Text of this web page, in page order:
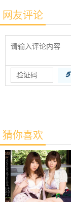
网友评论
猜你喜欢